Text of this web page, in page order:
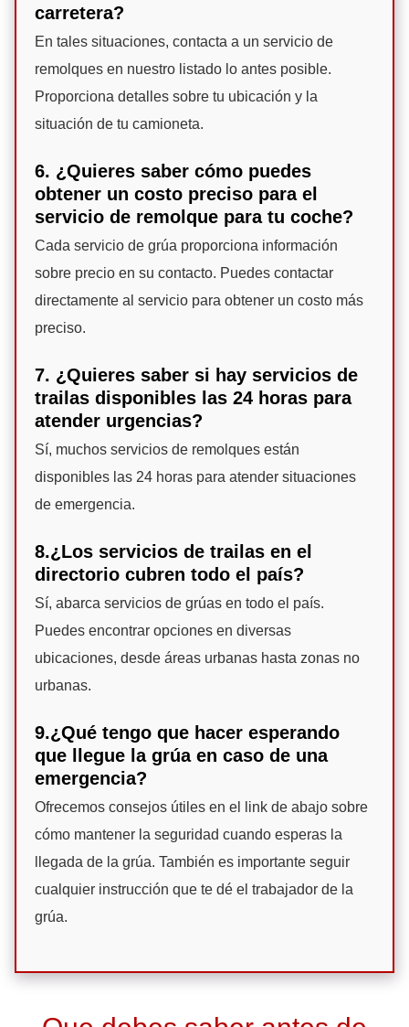
carretera?
En tales situaciones, contacta a un servicio de
remolques en nuestro listado lo antes posible.
Proporciona detalles sobre tu ubicación y la
situación de tu camioneta.
6. ¿Quieres saber cómo puedes
obtener un costo preciso para el
servicio de remolque para tu coche?
Cada servicio de grúa proporciona información
sobre precio en su contacto. Puedes contactar
directamente al servicio para obtener un costo más
preciso.
7. ¿Quieres saber si hay servicios de
trailas disponibles las 24 horas para
atender urgencias?
Sí, muchos servicios de remolques están
disponibles las 24 horas para atender situaciones
de emergencia.
8.¿Los servicios de trailas en el
directorio cubren todo el país?
Sí, abarca servicios de grúas en todo el país.
Puedes encontrar opciones en diversas
ubicaciones, desde áreas urbanas hasta zonas no
urbanas.
9.¿Qué tengo que hacer esperando
que llegue la grúa en caso de una
emergencia?
Ofrecemos consejos útiles en el link de abajo sobre
cómo mantener la seguridad cuando esperas la
llegada de la grúa. También es importante seguir
cualquier instrucción que te dé el trabajador de la
grúa.